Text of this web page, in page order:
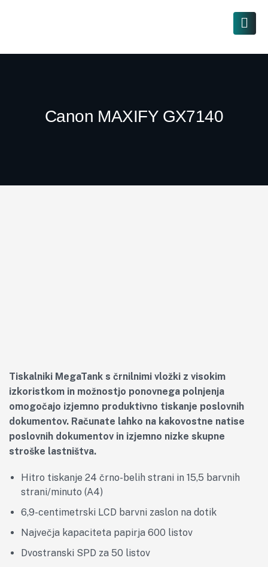
Canon MAXIFY GX7140
Tiskalniki MegaTank s črnilnimi vložki z visokim
izkoristkom in možnostjo ponovnega polnjenja
omogočajo izjemno produktivno tiskanje poslovnih
dokumentov. Računate lahko na kakovostne natise
poslovnih dokumentov in izjemno nizke skupne
stroške lastništva.
Hitro tiskanje 24 črno-belih strani in 15,5 barvnih
strani/minuto (A4)
6,9-centimetrski LCD barvni zaslon na dotik
Največja kapaciteta papirja 600 listov
Dvostranski SPD za 50 listov